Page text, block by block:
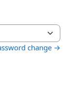
change →